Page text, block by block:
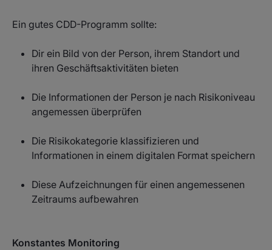
Ein gutes CDD-Programm sollte:
Dir ein Bild von der Person, ihrem Standort und
ihren Geschäftsaktivitäten bieten
Die Informationen der Person je nach Risikoniveau
angemessen überprüfen
Die Risikokategorie klassifizieren und
Informationen in einem digitalen Format speichern
Diese Aufzeichnungen für einen angemessenen
Zeitraums aufbewahren
Konstantes Monitoring